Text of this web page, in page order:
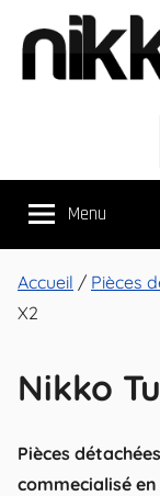
contenu
Véhicules
Nikko
Evo
Line
Menu
Accueil / Pièces
X2
Nikko
Pièces
commecialisé en